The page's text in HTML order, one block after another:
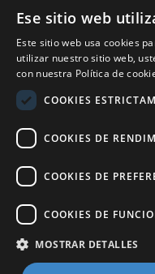
Spain
CONTACTO
Tel 0034 93 713 37 30
sermovil@sertronic.es
Acceso intranet
Ese sitio web
Este sitio web usa cookies
utilizar nuestro sitio web,
con nuestra Política de
COOKIES
COOKIES DE
COOKIES DE
COOKIES DE
MOSTRAR DETALLES